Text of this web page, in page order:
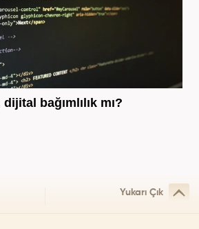
bağımlılık mı?
Yukarı Çık